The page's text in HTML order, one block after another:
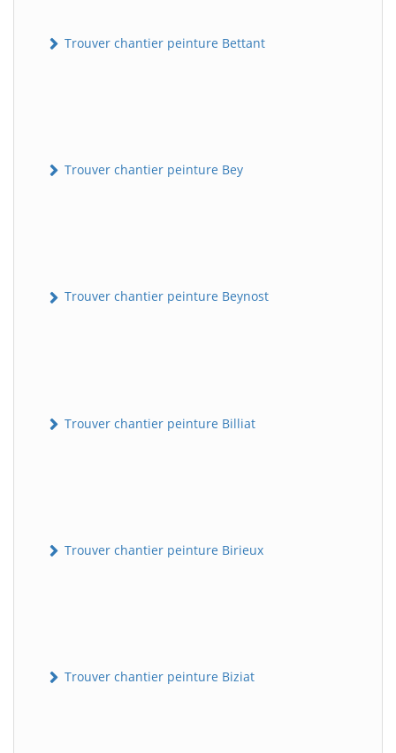
Trouver chantier peinture Bettant
Trouver chantier peinture Bey
Trouver chantier peinture Beynost
Trouver chantier peinture Billiat
Trouver chantier peinture Birieux
Trouver chantier peinture Biziat